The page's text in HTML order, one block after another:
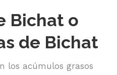
Bichat o
de Bichat
los acúmulos grasos